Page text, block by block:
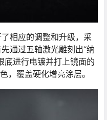
相应的调整和升级，采
通过五轴激光雕刻出“纳
底进行电镀并打上镜面的
，覆盖硬化增亮涂层。